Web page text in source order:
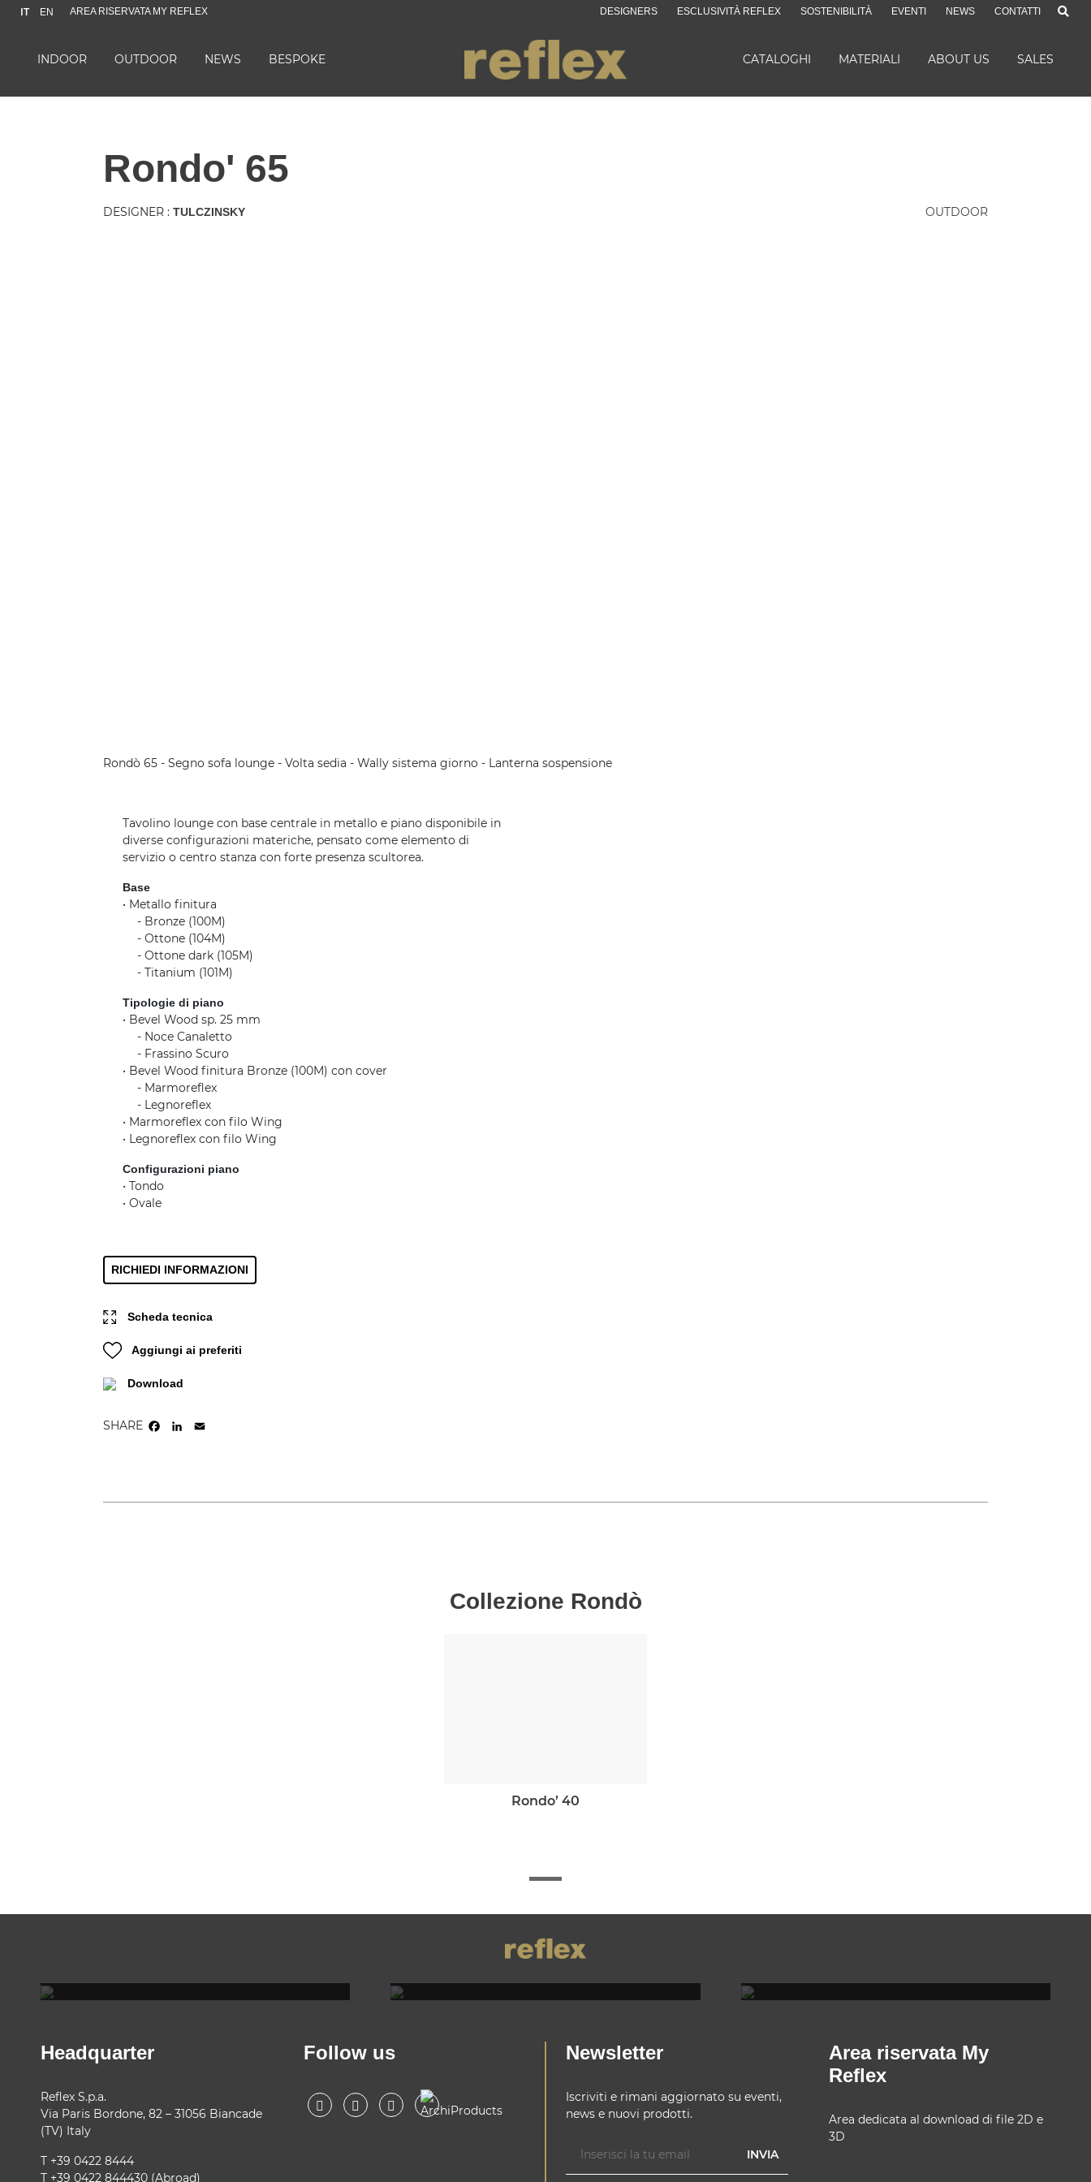
IT EN AREA RISERVATA MY REFLEX DESIGNERS ESCLUSIVITÀ REFLEX SOSTENIBILITÀ EVENTI NEWS CONTATTI
INDOOR OUTDOOR NEWS BESPOKE CATALOGHI MATERIALI ABOUT US SALES
rondo' 65
DESIGNER : TULCZINSKY OUTDOOR
Rondò 65 - Segno sofa lounge - Volta sedia - Wally sistema giorno - Lanterna sospensione
Tavolino lounge con base centrale in metallo e piano disponibile in
diverse configurazioni materiche, pensato come elemento di
servizio o centro stanza con forte presenza scultorea.
Base
• Metallo finitura
- Bronze (100M)
- Ottone (104M)
- Ottone dark (105M)
- Titanium (101M)
Tipologie di piano
• Bevel Wood sp. 25 mm
- Noce Canaletto
- Frassino Scuro
• Bevel Wood finitura Bronze (100M) con cover
- Marmoreflex
- Legnoreflex
• Marmoreflex con filo Wing
• Legnoreflex con filo Wing
Configurazioni piano
• Tondo
• Ovale
RICHIEDI INFORMAZIONI
Scheda tecnica
Aggiungi ai preferiti
Download
SHARE FACEBOOK
LINKEDIN
Collezione Rondò
rondo’ 40
T +39 02 80582955
Headquarter
Reflex S.p.a.
Via Paris Bordone, 82 – 31056 Biancade
(TV) Italy
T +39 0422 8444
T +39 0422 844430 (Abroad)
Follow us Newsletter
Iscriviti e rimani aggiornato su eventi,
news e nuovi prodotti.
Area riservata My
Reflex
Area dedicata al download di file 2D e
3D